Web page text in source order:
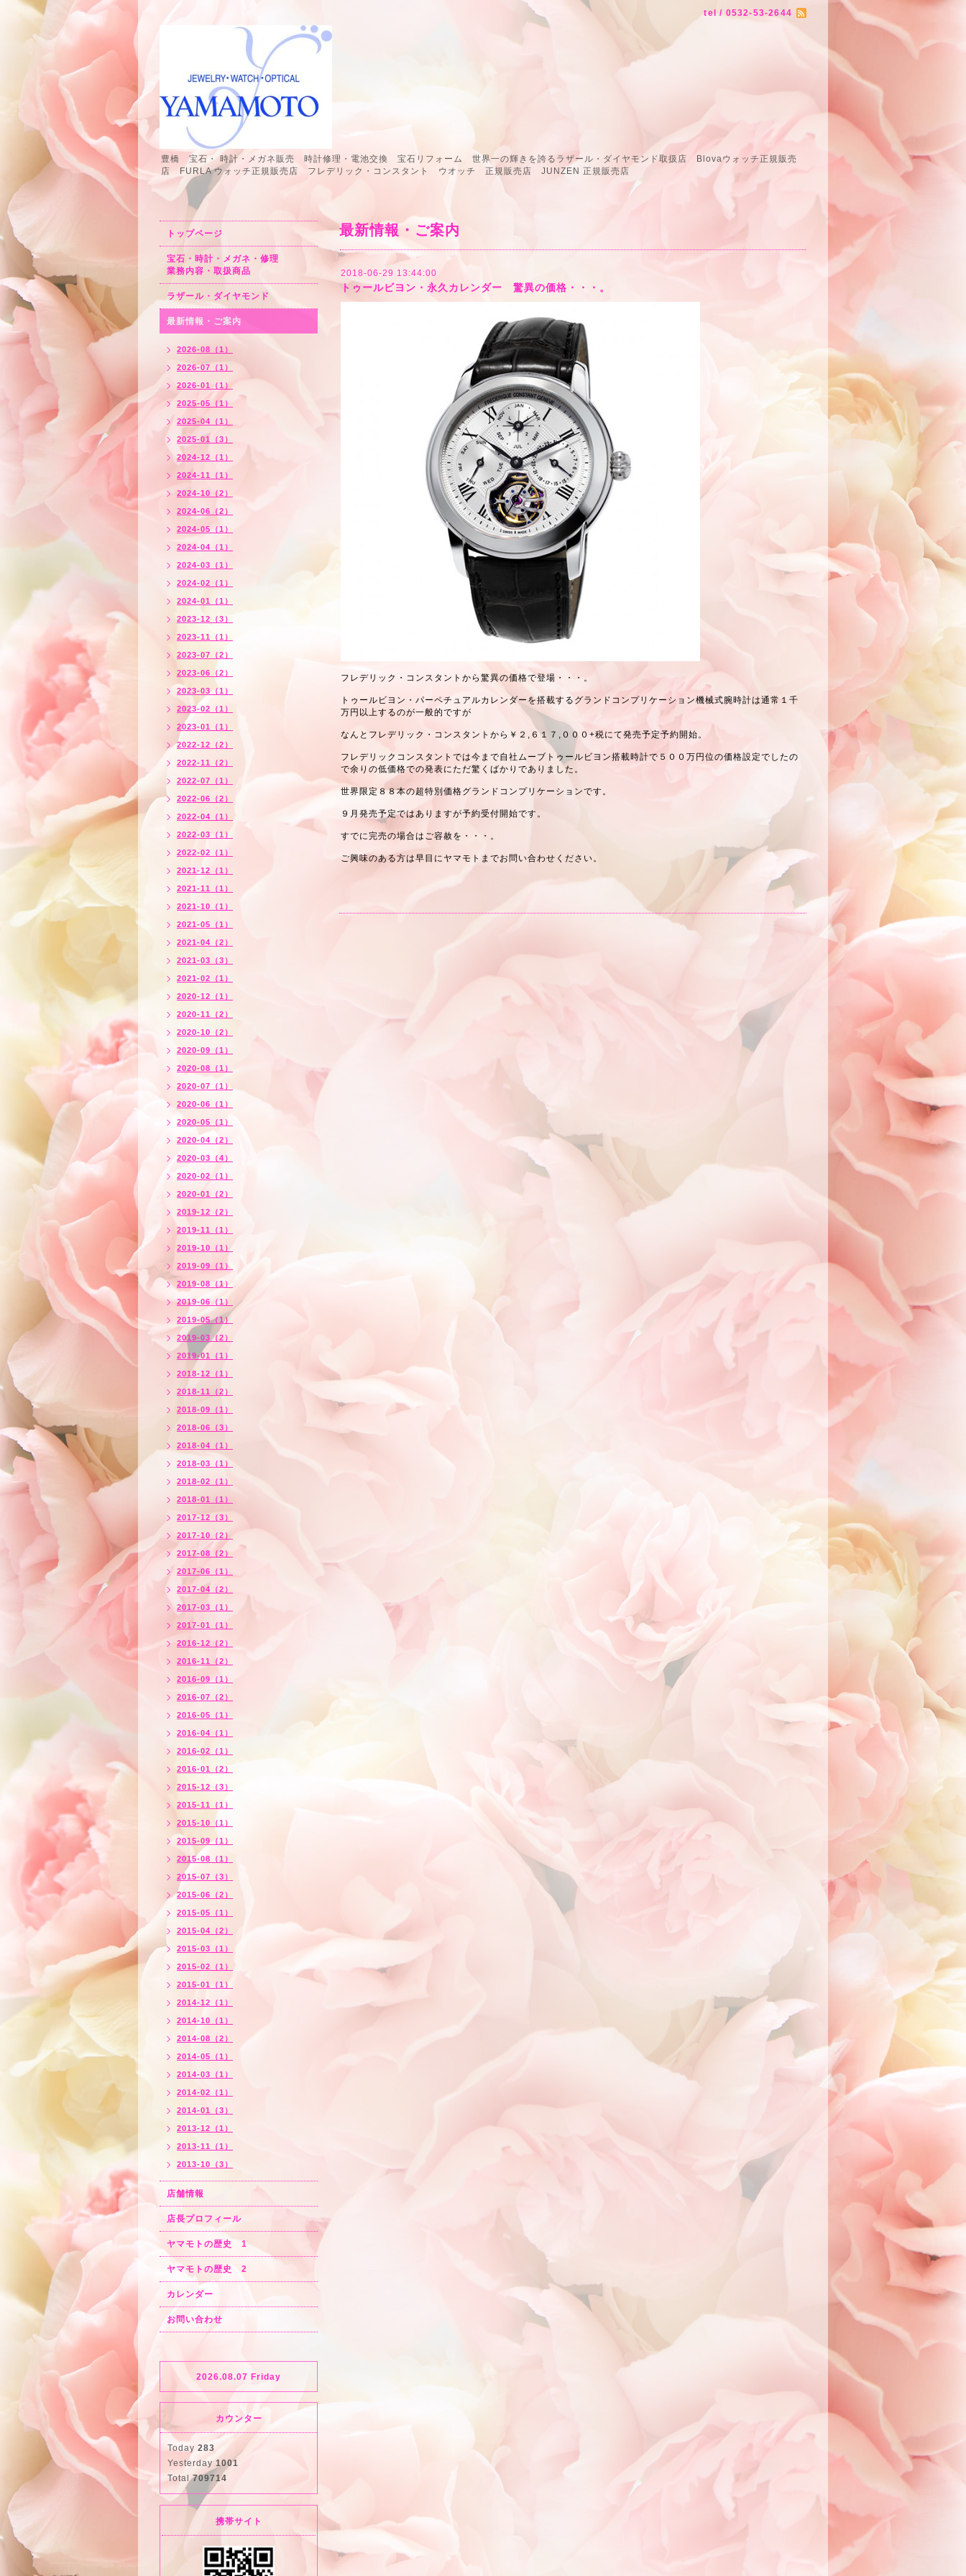
tel / 0532-53-2644
豊橋 宝石・ 時計・メガネ販売 時計修理・電池交換 宝石リフォーム 世界一の輝きを誇るラザール・ダイヤモンド取扱店 Blovaウォッチ正規販売
店 FURLA ウォッチ正規販売店 フレデリック・コンスタント ウオッチ 正規販売店 JUNZEN 正規販売店
最新情報・ご案内
2018-06-29 13:44:00
トゥールビヨン・永久カレンダー 驚異の価格・・・。
フレデリック・コンスタントから驚異の価格で登場・・・。
トゥールビヨン・パーペチュアルカレンダーを搭載するグランドコンプリケーション機械式腕時計は通常１千
万円以上するのが一般的ですが
なんとフレデリック・コンスタントから￥２,６１７,０００+税にて発売予定予約開始。
フレデリックコンスタントでは今まで自社ムーブトゥールビヨン搭載時計で５００万円位の価格設定でしたの
で余りの低価格での発表にただ驚くばかりでありました。
世界限定８８本の超特別価格グランドコンプリケーションです。
９月発売予定ではありますが予約受付開始です。
すでに完売の場合はご容赦を・・・。
ご興味のある方は早目にヤマモトまでお問い合わせください。
トップページ
宝石・時計・メガネ・修理
業務内容・取扱商品
ラザール・ダイヤモンド
最新情報・ご案内
2026-08（1）
2026-07（1）
2026-01（1）
2025-05（1）
2025-04（1）
2025-01（3）
2024-12（1）
2024-11（1）
2024-10（2）
2024-06（2）
2024-05（1）
2024-04（1）
2024-03（1）
2024-02（1）
2024-01（1）
2023-12（3）
2023-11（1）
2023-07（2）
2023-06（2）
2023-03（1）
2023-02（1）
2023-01（1）
2022-12（2）
2022-11（2）
2022-07（1）
2022-06（2）
2022-04（1）
2022-03（1）
2022-02（1）
2021-12（1）
2021-11（1）
2021-10（1）
2021-05（1）
2021-04（2）
2021-03（3）
2021-02（1）
2020-12（1）
2020-11（2）
2020-10（2）
2020-09（1）
2020-08（1）
2020-07（1）
2020-06（1）
2020-05（1）
2020-04（2）
2020-03（4）
2020-02（1）
2020-01（2）
2019-12（2）
2019-11（1）
2019-10（1）
2019-09（1）
2019-08（1）
2019-06（1）
2019-05（1）
2019-03（2）
2019-01（1）
2018-12（1）
2018-11（2）
2018-09（1）
2018-06（3）
2018-04（1）
2018-03（1）
2018-02（1）
2018-01（1）
2017-12（3）
2017-10（2）
2017-08（2）
2017-06（1）
2017-04（2）
2017-03（1）
2017-01（1）
2016-12（2）
2016-11（2）
2016-09（1）
2016-07（2）
2016-05（1）
2016-04（1）
2016-02（1）
2016-01（2）
2015-12（3）
2015-11（1）
2015-10（1）
2015-09（1）
2015-08（1）
2015-07（3）
2015-06（2）
2015-05（1）
2015-04（2）
2015-03（1）
2015-02（1）
2015-01（1）
2014-12（1）
2014-10（1）
2014-08（2）
2014-05（1）
2014-03（1）
2014-02（1）
2014-01（3）
2013-12（1）
2013-11（1）
2013-10（3）
店舗情報
店長プロフィール
ヤマモトの歴史 1
ヤマモトの歴史 2
カレンダー
お問い合わせ
2026.08.07 Friday
カウンター
Today 283
Yesterday 1001
Total709714
携帯サイト